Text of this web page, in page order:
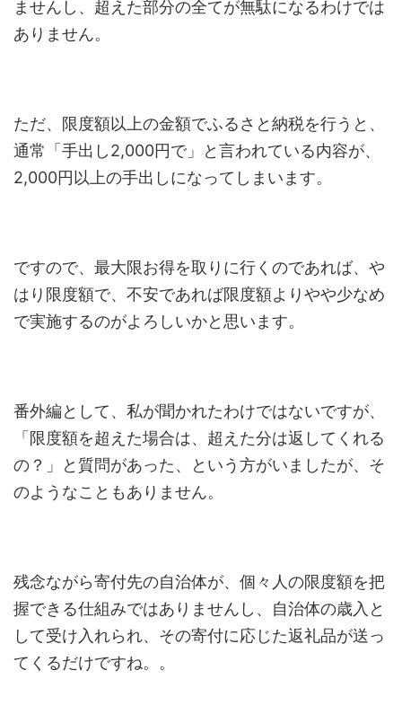
ませんし、超えた部分の全てが無駄になるわけでは
ありません。
ただ、限度額以上の金額でふるさと納税を行うと、
通常「手出し2,000円で」と言われている内容が、
2,000円以上の手出しになってしまいます。
ですので、最大限お得を取りに行くのであれば、や
はり限度額で、不安であれば限度額よりやや少なめ
で実施するのがよろしいかと思います。
番外編として、私が聞かれたわけではないですが、
「限度額を超えた場合は、超えた分は返してくれる
の？」と質問があった、という方がいましたが、そ
のようなこともありません。
残念ながら寄付先の自治体が、個々人の限度額を把
握できる仕組みではありませんし、自治体の歳入と
して受け入れられ、その寄付に応じた返礼品が送っ
てくるだけですね。。